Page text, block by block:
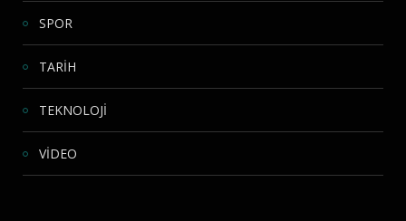
SPOR
TARİH
TEKNOLOJİ
VİDEO